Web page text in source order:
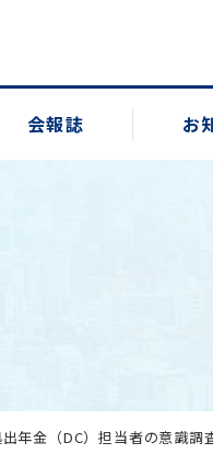
会報誌 お
年金（DC）担当者の意識調